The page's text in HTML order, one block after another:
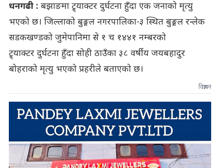
धनगढी : बझाङमा ट्र्याक्टर दुर्घटना हुँदा एक जनाको मृत्यु
भएको छ। जिल्लाको बुङ्गल नगरपालिका-३ स्थित बुङ्गल रन्लेक
सडकखण्डको जुमेपानिमा से १ च १४४१ नम्बरको
ट्र्याक्टर दुर्घटना हुँदा सोही ठाउँका ३८ वर्षीय जयबहादुर
बोहराको मृत्यु भएको प्रहरीले बताएको छ।
विज्ञापन